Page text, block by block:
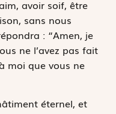
avoir soif, être
sans nous
: “Amen, je
ne l’avez pas fait
moi que vous ne
éternel, et